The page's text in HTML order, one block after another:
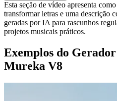
Esta seção de vídeo apresenta
transformar letras e uma descrição
geradas por IA para rascunhos
projetos musicais práticos.
Exemplos do
Mureka V8